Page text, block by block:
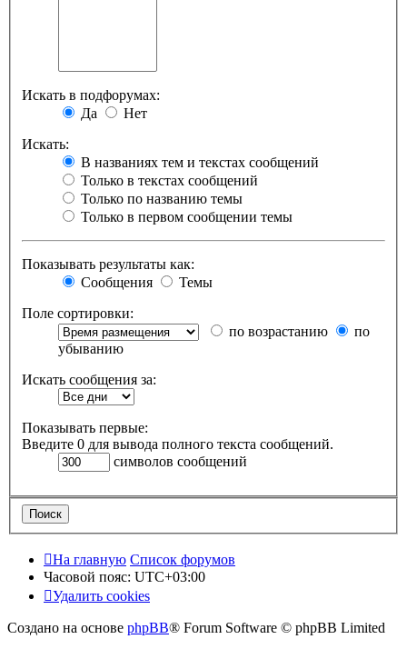
Искать в подфорумах:
Да
Нет
Искать:
В названиях тем и текстах сообщений
Только в текстах сообщений
Только по названию темы
Только в первом сообщении темы
Показывать результаты как:
Сообщения
Темы
Поле сортировки:
по возрастанию
по
убыванию
Искать сообщения за:
Показывать первые:
Введите 0 для вывода полного текста сообщений.
символов сообщений
На главную Список форумов
Часовой пояс: UTC+03:00
Удалить cookies
Создано на основе phpBB® Forum Software © phpBB Limited